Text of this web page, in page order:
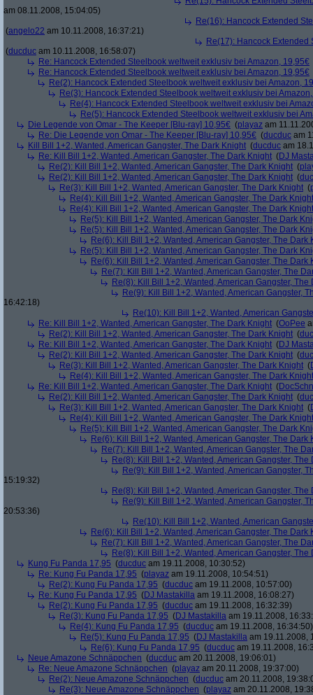
am 08.11.2008, 15:04:05)
Re(16): Hancock Extended
(angelo22 am 10.11.2008, 16:37:21)
Re(17): Hancock
(ducduc am 10.11.2008, 16:58:07)
Re: Hancock Extended Steelbook weltweit exklusiv bei Amazon, 19,95€
Re: Hancock Extended Steelbook weltweit exklusiv bei Amazon, 19,95€
Re(2): Hancock Extended Steelbook weltweit exklusiv bei Amazon,
Re(3): Hancock Extended Steelbook weltweit exklusiv bei
Re(4): Hancock Extended Steelbook weltweit exklusiv bei
Re(5): Hancock Extended Steelbook weltweit exklusiv bei
Die Legende von Omar - The Keeper [Blu-ray] 10,95€ (playaz am
Re: Die Legende von Omar - The Keeper [Blu-ray] 10,95€ (ducduc am
Kill Bill 1+2, Wanted, American Gangster, The Dark Knight (ducduc am
Re: Kill Bill 1+2, Wanted, American Gangster, The Dark Knight (DJ
Re(2): Kill Bill 1+2, Wanted, American Gangster, The Dark Knight (
Re(2): Kill Bill 1+2, Wanted, American Gangster, The Dark Knight (
Re(3): Kill Bill 1+2, Wanted, American Gangster, The Dark Knight (
Re(4): Kill Bill 1+2, Wanted, American Gangster, The Dark Knight
Re(4): Kill Bill 1+2, Wanted, American Gangster, The Dark Knight
Re(5): Kill Bill 1+2, Wanted, American Gangster, The Dark
Re(5): Kill Bill 1+2, Wanted, American Gangster, The Dark
Re(6): Kill Bill 1+2, Wanted, American Gangster, The Dark
Re(5): Kill Bill 1+2, Wanted, American Gangster, The Dark
Re(6): Kill Bill 1+2, Wanted, American Gangster, The Dark
Re(7): Kill Bill 1+2, Wanted, American Gangster, The
Re(8): Kill Bill 1+2, Wanted, American Gangster, The
Re(9): Kill Bill 1+2, Wanted, American Gangster,
16:42:18)
Re(10): Kill Bill 1+2, Wanted, American
Re: Kill Bill 1+2, Wanted, American Gangster, The Dark Knight (OoPee
Re(2): Kill Bill 1+2, Wanted, American Gangster, The Dark Knight (
Re: Kill Bill 1+2, Wanted, American Gangster, The Dark Knight (DJ
Re(2): Kill Bill 1+2, Wanted, American Gangster, The Dark Knight (
Re(3): Kill Bill 1+2, Wanted, American Gangster, The Dark Knight (
Re(4): Kill Bill 1+2, Wanted, American Gangster, The Dark Knight
Re: Kill Bill 1+2, Wanted, American Gangster, The Dark Knight (
Re(2): Kill Bill 1+2, Wanted, American Gangster, The Dark Knight (
Re(3): Kill Bill 1+2, Wanted, American Gangster, The Dark Knight (
Re(4): Kill Bill 1+2, Wanted, American Gangster, The Dark Knight
Re(5): Kill Bill 1+2, Wanted, American Gangster, The Dark
Re(6): Kill Bill 1+2, Wanted, American Gangster, The Dark
Re(7): Kill Bill 1+2, Wanted, American Gangster, The
Re(8): Kill Bill 1+2, Wanted, American Gangster, The
Re(9): Kill Bill 1+2, Wanted, American Gangster,
15:19:32)
Re(8): Kill Bill 1+2, Wanted, American Gangster, The
Re(9): Kill Bill 1+2, Wanted, American Gangster,
20:53:36)
Re(10): Kill Bill 1+2, Wanted, American
Re(6): Kill Bill 1+2, Wanted, American Gangster, The Dark
Re(7): Kill Bill 1+2, Wanted, American Gangster, The
Re(8): Kill Bill 1+2, Wanted, American Gangster, The
Kung Fu Panda 17,95 (ducduc am 19.11.2008, 10:30:52)
Re: Kung Fu Panda 17,95 (playaz am 19.11.2008, 10:54:51)
Re(2): Kung Fu Panda 17,95 (ducduc am 19.11.2008, 10:57:00)
Re: Kung Fu Panda 17,95 (DJ Mastakilla am 19.11.2008, 16:08:27)
Re(2): Kung Fu Panda 17,95 (ducduc am 19.11.2008, 16:32:39)
Re(3): Kung Fu Panda 17,95 (DJ Mastakilla am 19.11.2008,
Re(4): Kung Fu Panda 17,95 (ducduc am 19.11.2008, 16:34:50)
Re(5): Kung Fu Panda 17,95 (DJ Mastakilla am 19.11.2008,
Re(6): Kung Fu Panda 17,95 (ducduc am 19.11.2008,
Neue Amazone Schnäppchen (ducduc am 20.11.2008, 19:06:01)
Re: Neue Amazone Schnäppchen (playaz am 20.11.2008, 19:37:00)
Re(2): Neue Amazone Schnäppchen (ducduc am 20.11.2008,
Re(3): Neue Amazone Schnäppchen (playaz am 20.11.2008,